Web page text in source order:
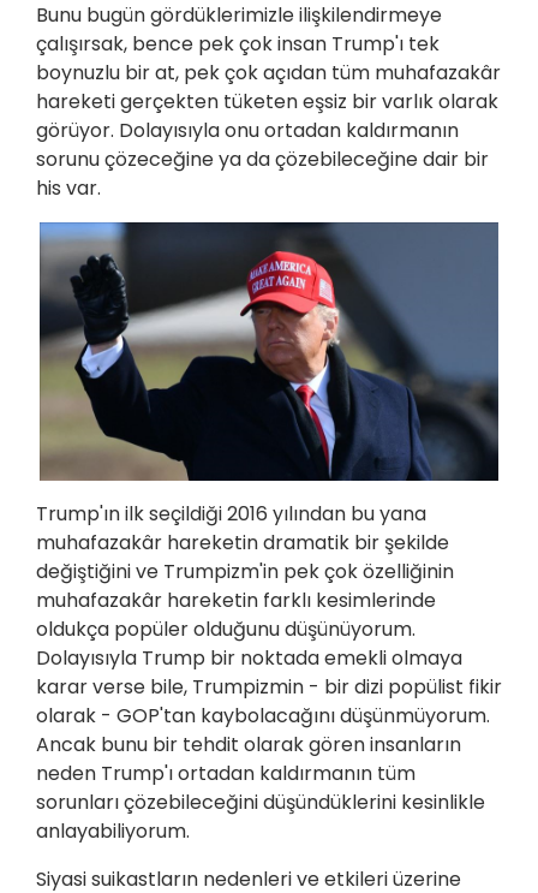
Bunu bugün gördüklerimizle ilişkilendirmeye
çalışırsak, bence pek çok insan Trump'ı tek
boynuzlu bir at, pek çok açıdan tüm muhafazakâr
hareketi gerçekten tüketen eşsiz bir varlık olarak
görüyor. Dolayısıyla onu ortadan kaldırmanın
sorunu çözeceğine ya da çözebileceğine dair bir
his var.
Trump'ın ilk seçildiği 2016 yılından bu yana
muhafazakâr hareketin dramatik bir şekilde
değiştiğini ve Trumpizm'in pek çok özelliğinin
muhafazakâr hareketin farklı kesimlerinde
oldukça popüler olduğunu düşünüyorum.
Dolayısıyla Trump bir noktada emekli olmaya
karar verse bile, Trumpizmin - bir dizi popülist fikir
olarak - GOP'tan kaybolacağını düşünmüyorum.
Ancak bunu bir tehdit olarak gören insanların
neden Trump'ı ortadan kaldırmanın tüm
sorunları çözebileceğini düşündüklerini kesinlikle
anlayabiliyorum.
Siyasi suikastların nedenleri ve etkileri üzerine